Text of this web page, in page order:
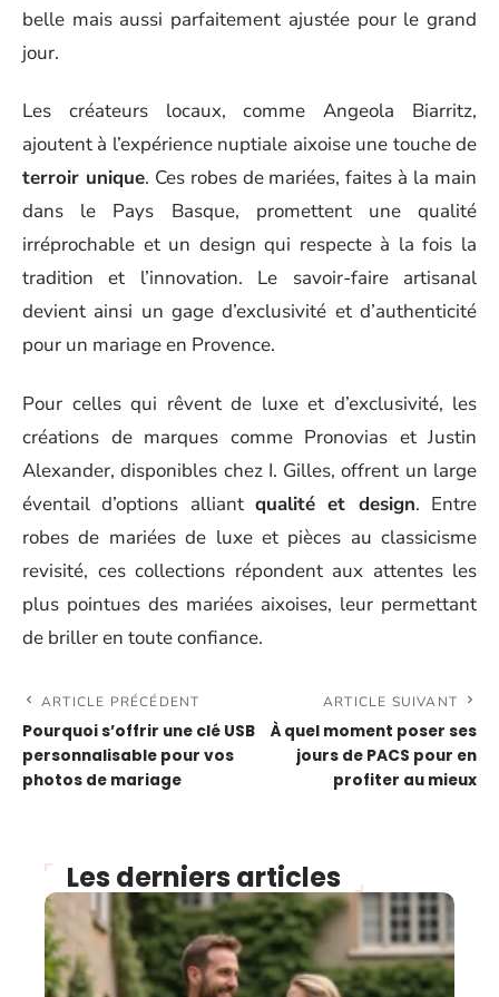
belle mais aussi parfaitement ajustée pour le grand
jour.
Les créateurs locaux, comme Angeola Biarritz,
ajoutent à l’expérience nuptiale aixoise une touche de
terroir unique. Ces robes de mariées, faites à la main
dans le Pays Basque, promettent une qualité
irréprochable et un design qui respecte à la fois la
tradition et l’innovation. Le savoir-faire artisanal
devient ainsi un gage d’exclusivité et d’authenticité
pour un mariage en Provence.
Pour celles qui rêvent de luxe et d’exclusivité, les
créations de marques comme Pronovias et Justin
Alexander, disponibles chez I. Gilles, offrent un large
éventail d’options alliant qualité et design. Entre
robes de mariées de luxe et pièces au classicisme
revisité, ces collections répondent aux attentes les
plus pointues des mariées aixoises, leur permettant
de briller en toute confiance.
ARTICLE PRÉCÉDENT
Pourquoi s’offrir une clé USB
personnalisable pour vos
photos de mariage
ARTICLE SUIVANT
À quel moment poser ses
jours de PACS pour en
profiter au mieux
Les derniers articles